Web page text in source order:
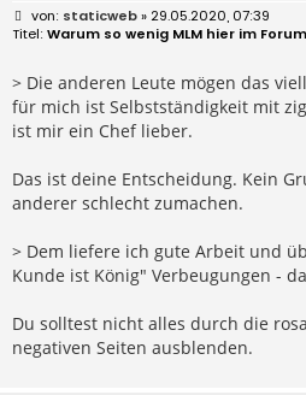
B
e
r
a
g
staticweb» 29.05.2020, 07:39
Warum so wenig MLM hier im
> Die anderen Leute mögen das
für mich ist Selbstständigkeit mit
ist mir ein Chef lieber.
Das ist deine Entscheidung. Kein
anderer schlecht zumachen.
> Dem liefere ich gute Arbeit und
Kunde ist König" Verbeugungen -
Du solltest nicht alles durch die
negativen Seiten ausblenden.